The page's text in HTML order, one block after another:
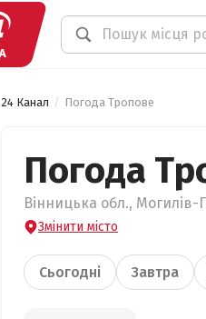
24 Канал Погода Тропове
Погода
Вінницька обл.,
Змінити місто
Сьогодні Завтра